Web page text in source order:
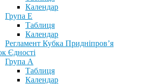
Календар
Група Е
Таблиця
Календар
Регламент Кубка Придніпров’я
Єдності
Група А
Таблиця
Календар